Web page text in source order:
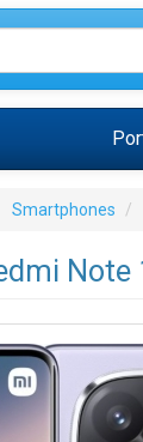
Smartphones